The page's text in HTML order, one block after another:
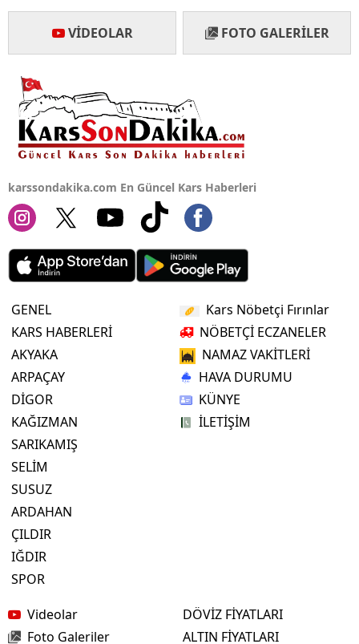
Osmaniye
VIDEOLAR FOTO GALERILER
karssondakika.com En Güncel Kars Haberleri
GENEL
KARS HABERLERİ
AKYAKA
ARPAÇAY
DİGOR
KAĞIZMAN
SARIKAMIŞ
SELİM
SUSUZ
ARDAHAN
ÇILDIR
IĞDIR
SPOR
Kars Nöbetçi Fırınlar
NÖBETÇİ ECZANELER
NAMAZ VAKİTLERİ
HAVA DURUMU
KÜNYE
İLETİŞİM
Videolar
Foto Galeriler
DÖVİZ FİYATLARI
ALTIN FİYATLARI